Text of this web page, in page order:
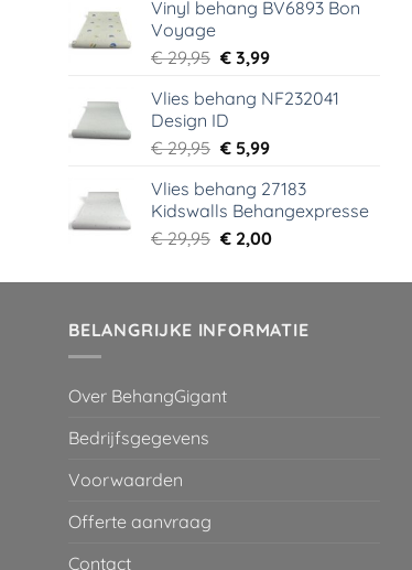
was: is:
Vinyl behang BV6893 Bon
Voyage
€29,95 Oorspronkelijke
was:
€ 29,95.
€3,99Huidige
is:
Vlies behang NF232041
Design ID
€29,95 Oorspronkelijke
was:
€ 29,95.
€5,99Huidige
is:
€ 5,99.
Vlies behang 27183
Kidswalls Behangexpresse
€29,95 Oorspronkelijke
was:
€2,00Huidige
is:
BELANGRIJKE INFORMATIE
Over BehangGigant
Bedrijfsgegevens
Voorwaarden
Offerte aanvraag
Contact